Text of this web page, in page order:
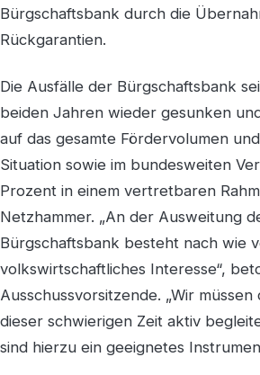
Bürgschaftsbank durch die
Rückgarantien.
Die Ausfälle der Bürgschaftsbank
beiden Jahren wieder gesunken
auf das gesamte Fördervolumen
Situation sowie im bundesweiten
Prozent in einem vertretbaren
Netzhammer. „An der Ausweitung
Bürgschaftsbank besteht nach wie
volkswirtschaftliches Interesse“,
Ausschussvorsitzende. „Wir
dieser schwierigen Zeit aktiv
sind hierzu ein geeignetes